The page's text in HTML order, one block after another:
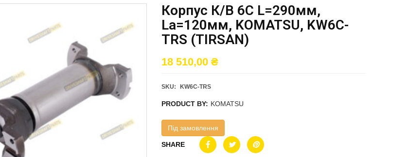
Корпус К/в 6C L=290мм,
La=120мм, KOMATSU, KW6C-
TRS (TIRSAN)
18 510,00 ₴
SKU: KW6C-TRS
PRODUCT BY: KOMATSU
Під замовлення
SHARE